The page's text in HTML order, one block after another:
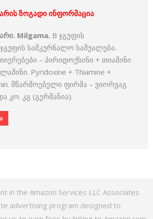
ზოგადი ინფორმაცია
Milgama. B ჯგუფის
ჯგუფის სამკურნალო საშუალება.
– პირიდოქსინი + თიამინი
Pyridoxine + Thiamine +
მწარმოებელი ფირმა – ვიორვაგ
კო. კგ (გერმანია).
in the Amazon Services LLC Associates
advertising program designed to